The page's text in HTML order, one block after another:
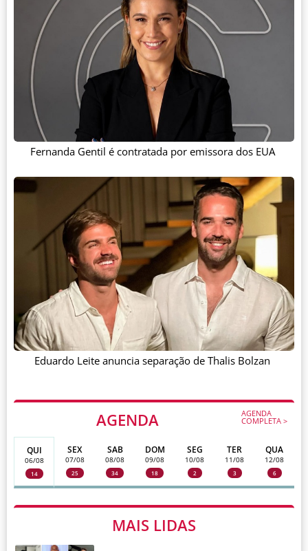
AGENDA AGENDA
COMPLETA >
QUI
06/08
14
SEX
07/08
25
SAB
08/08
34
DOM
09/08
18
SEG
10/08
2
TER
11/08
3
QUA
12/08
6
MAIS LIDAS
Fernanda Gentil é contratada por emissora dos EUA
Eduardo Leite anuncia separação de Thalis Bolzan